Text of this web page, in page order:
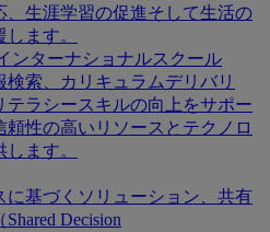
、生涯学習の促進そして生活の
ます。
ンターナショナルスクール
検索、カリキュラムデリバリ
テラシースキルの向上をサポー
頼性の高いリソースとテクノロ
ます。
に基づくソリューション、共有
Decision